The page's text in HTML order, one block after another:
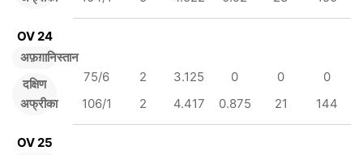
OV 24
अफ़ग़ानिस्तान
दक्षिण
अफ्रीका
75/6 2 3.125 0 0
0
106/1
2 4.417 0.875 21 144
OV 25